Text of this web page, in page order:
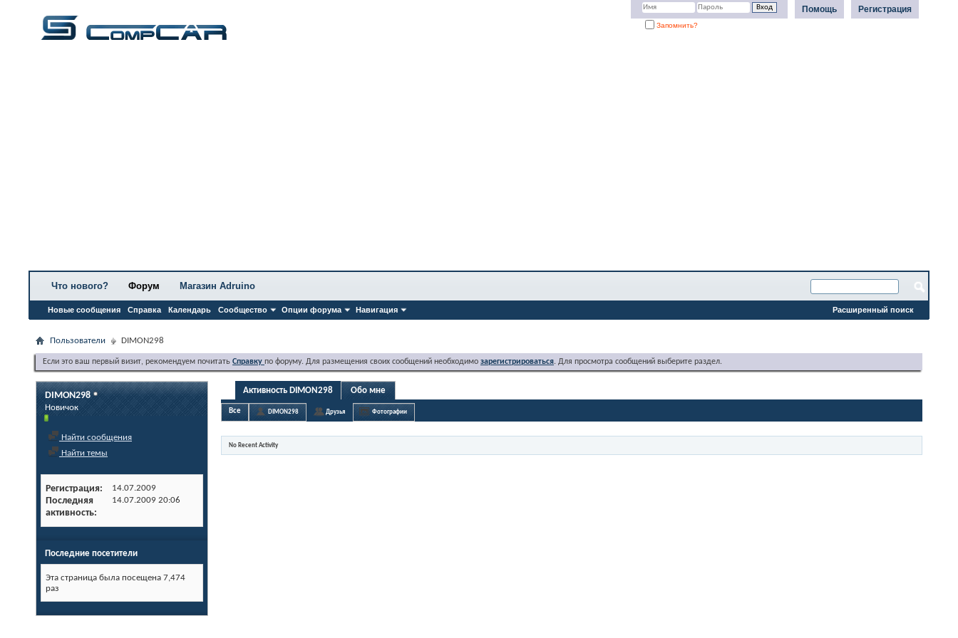
Регистрация
Помощь
Запомнить?
Что нового? Форум
Новые сообщения Справка Календарь Сообщество Опции форума Навигация
Магазин Adruino
Расширенный поиск
Пользователи DIMON298
Если это ваш первый визит, рекомендуем почитать Справку по форуму. Для размещения своих сообщений необходимо зарегистрироваться. Для просмотра сообщений выберите раздел.
DIMON298
Новичок
Найти сообщения
Найти темы
Регистрация 14.07.2009
Последняя
активность
14.07.2009 20:06
Последние посетители
Эта страница была посещена 7,474
раз
Активность DIMON298 Обо мне
Все DIMON298 Друзья Фотографии
No Recent Activity